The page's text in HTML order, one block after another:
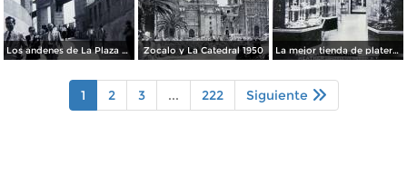
Los andenes de La Plaza de toros Ciudad de México 1950 Zocalo y La Catedral 1950 La mejor tienda de plateria.
1 2 3 ... 222 Siguiente